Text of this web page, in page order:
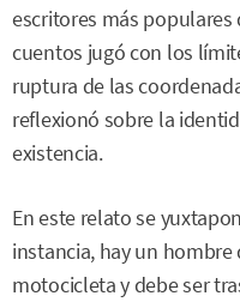
escritores más
cuentos jugó con los
ruptura de las
reflexionó sobre la
existencia.
En este relato se
instancia, hay un
motocicleta y debe ser